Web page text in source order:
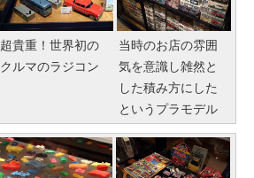
超貴重！世界初の
クルマのラジコン
当時のお店の雰囲
気を意識し雑然と
した積み方にした
というプラモデル